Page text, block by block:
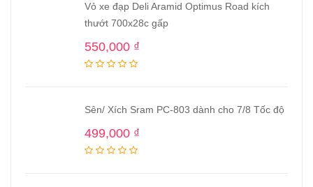
Vỏ xe đạp Deli Aramid Optimus Road kích
thướt 700x28c gấp
550,000 ₫
Sên/ Xích Sram PC-803 dành cho 7/8 Tốc độ
499,000 ₫